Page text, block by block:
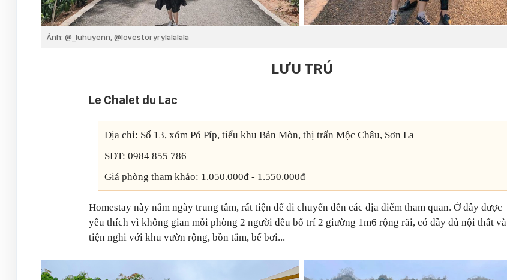
Ảnh: @_luhuyenn, @lovestoryrylalalala
LƯU TRÚ
Le Chalet du Lac
Địa chỉ: Số 13, xóm Pó Píp, tiểu khu Bản Mòn, thị trấn Mộc Châu, Sơn La
SĐT: 0984 855 786
Giá phòng tham khảo: 1.050.000đ - 1.550.000đ
Homestay này nằm ngày trung tâm, rất tiện để di chuyển đến các địa điểm tham quan. Ở đây được
yêu thích vì không gian mỗi phòng 2 người đều bố trí 2 giường 1m6 rộng rãi, có đầy đủ nội thất và
tiện nghi với khu vườn rộng, bồn tắm, bể bơi...